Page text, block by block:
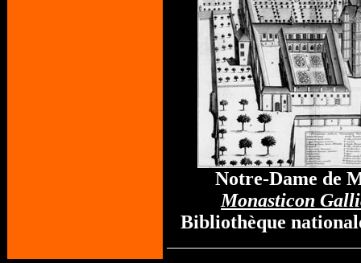
Notre-Dame de
Monasticon
Bibliothèque